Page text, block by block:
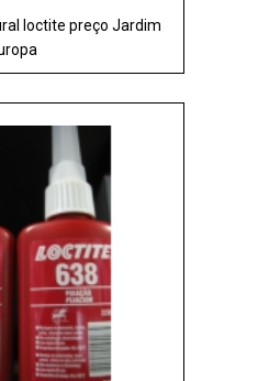
loctite preço Jardim